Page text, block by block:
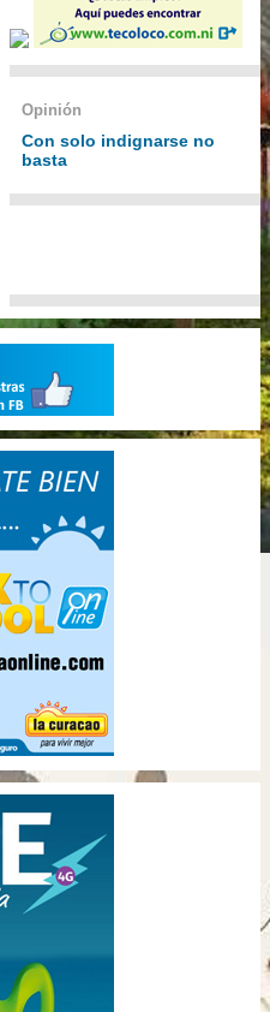
Opinión
Con solo indignarse no
basta